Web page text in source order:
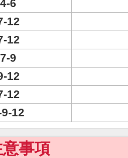
4-6
12
12
7-9
12
12
12
事項